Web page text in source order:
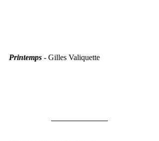
Printemps - Gilles Valiquette